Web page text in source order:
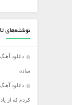
نوشته‌های
دانلود
ساده
دانلود
کردم که از